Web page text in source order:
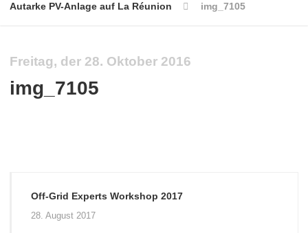
Autarke PV-Anlage auf La Réunion img_7105
Freitag, der 28. Oktober 2016
img_7105
Off-Grid Experts Workshop 2017
28. August 2017